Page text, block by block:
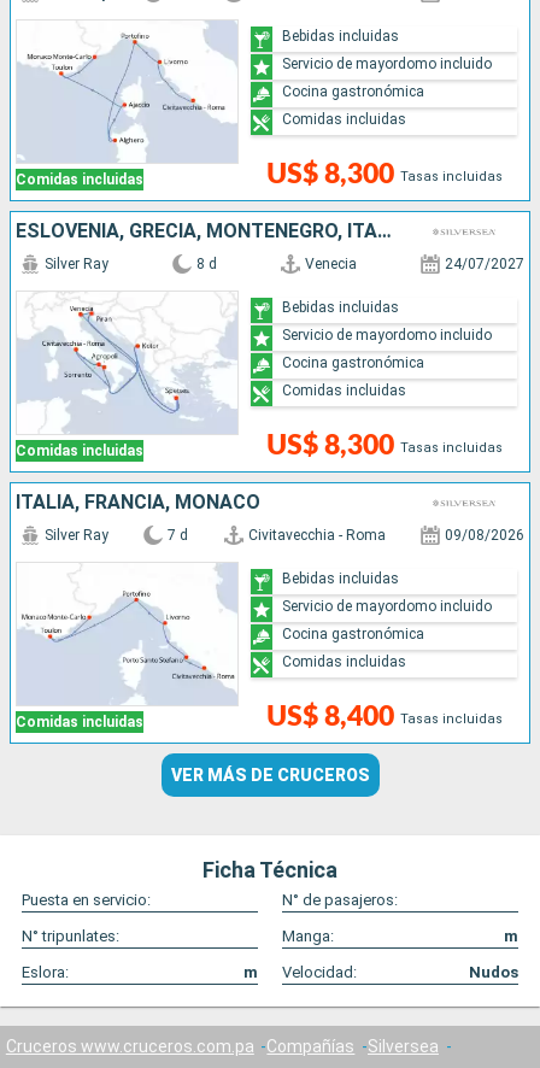
Comidas incluidas US$ 8,300 Tasas incluidas
Bebidas incluidas
Servicio de mayordomo incluido
Cocina gastronómica
Comidas incluidas
ESLOVENIA, GRECIA, MONTENEGRO, ITALIA
Comidas incluidas
Silver Ray 8 d Venecia 24/07/2027
US$ 8,300 Tasas incluidas
Bebidas incluidas
Servicio de mayordomo incluido
Cocina gastronómica
Comidas incluidas
ITALIA, FRANCIA, MONACO
Comidas incluidas
Silver Ray 7 d Civitavecchia - Roma 09/08/2026
US$ 8,400 Tasas incluidas
Bebidas incluidas
Servicio de mayordomo incluido
Cocina gastronómica
Comidas incluidas
VER MÁS DE CRUCEROS
Ficha Técnica
Puesta en servicio:
N° de pasajeros:
N° tripunlates:
Manga:
m
Eslora:
m Velocidad: Nudos
Cruceros www.cruceros.com.pa Compañías
Silversea